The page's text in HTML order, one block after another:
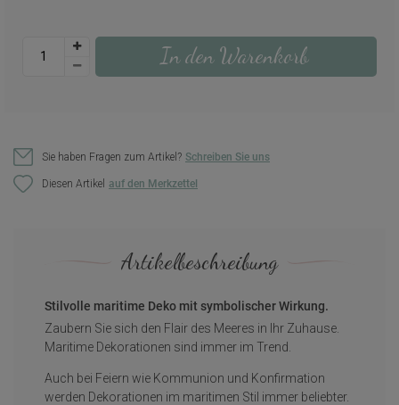
In den Warenkorb
Sie haben Fragen zum Artikel? Schreiben Sie uns
Diesen Artikel
Artikelbeschreibung
Stilvolle maritime Deko mit symbolischer Wirkung.
Zaubern Sie sich den Flair des Meeres in Ihr Zuhause.
Maritime Dekorationen sind immer im Trend.
Auch bei Feiern wie Kommunion und Konfirmation
werden Dekorationen im maritimen Stil immer beliebter.